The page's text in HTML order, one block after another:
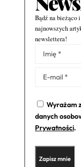
Bądź na bieżąco
najnowszych
newslettera!
Wyrażam
danych
Prywatności.
Alternative: